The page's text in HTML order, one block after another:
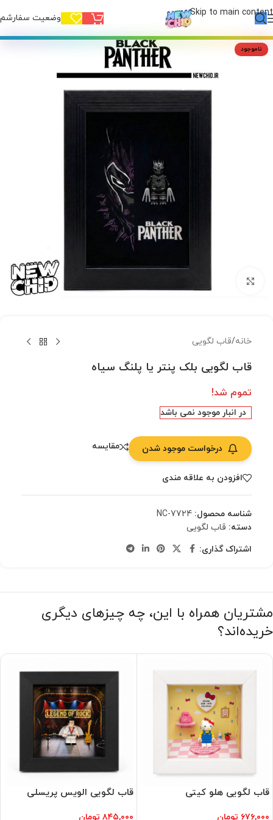
Skip to main content وضعیت
ناموجود
خانه/قاب لگویی
قاب لگویی بلک پنتر یا پلنگ سیاه
تموم شد!
در انبار موجود نمی باشد
درخواست موجود شدن مقایسه
افزودن به علاقه مندی
شناسه محصول: NC-7724
دسته: قاب لگویی
اشتراک گذاری:
مشتریان همراه با این، چه چیزهای دیگری
خریده‌اند؟
قاب لگویی هلو کیتی
۶۷۶,۰۰۰ تومان
قاب لگویی الویس پریسلی
۸۴۵,۰۰۰ تومان